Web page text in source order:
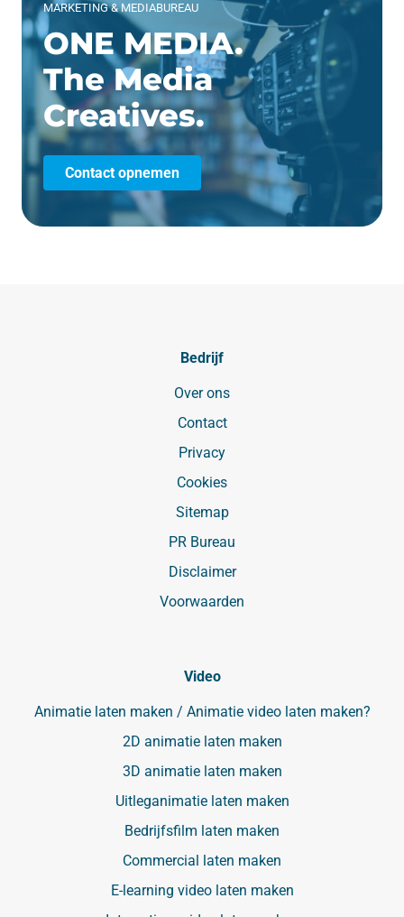
MARKETING & MEDIABUREAU
ONE MEDIA.
The Media
Creatives.
Contact opnemen
Bedrijf
Over ons
Contact
Privacy
Cookies
Sitemap
PR Bureau
Disclaimer
Voorwaarden
Video
Animatie laten maken / Animatie video laten maken?
2D animatie laten maken
3D animatie laten maken
Uitleganimatie laten maken
Bedrijfsfilm laten maken
Commercial laten maken
E-learning video laten maken